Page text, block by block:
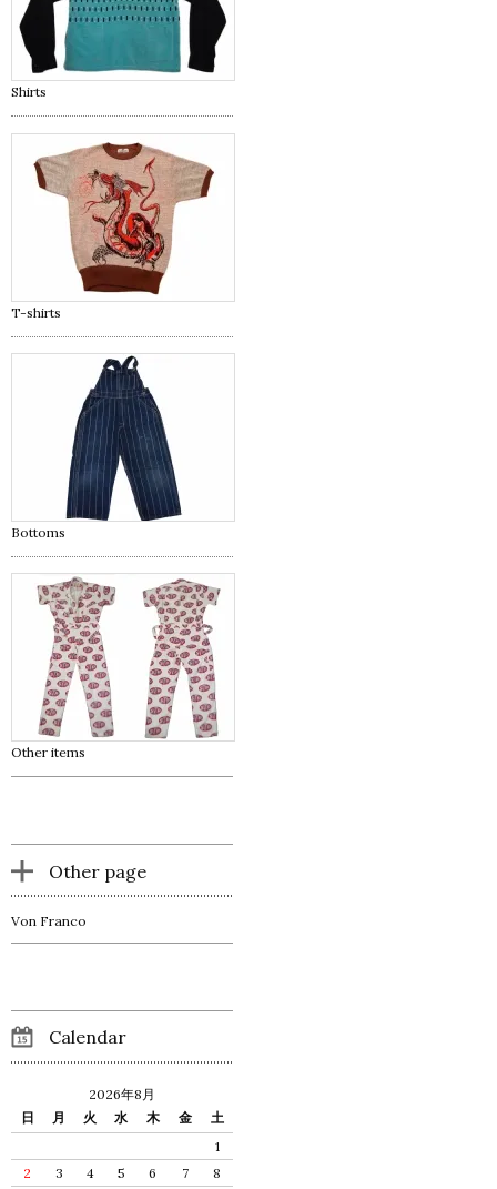
Shirts
T-shirts
Bottoms
Other items
Other page
Von Franco
Calendar
2026年8月
日
月 火 水 木 金
土
1
2
3 4 5 6 7
8